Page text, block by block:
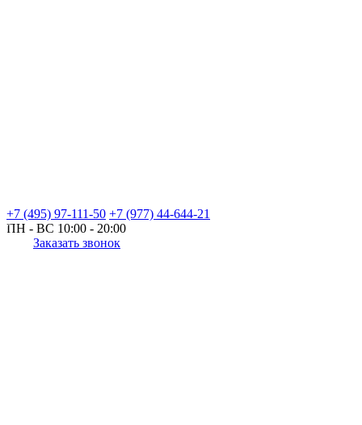
+7 (495) 97-111-50 +7 (977) 44-644-21
ПН - ВС 10:00 - 20:00
Заказать звонок